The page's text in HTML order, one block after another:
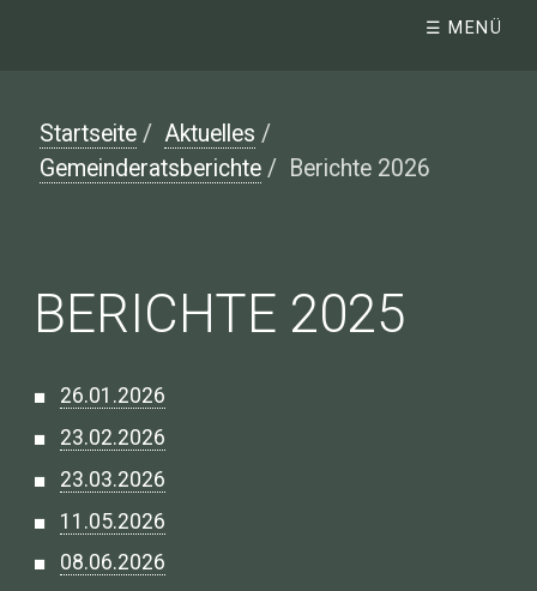
☰ MENÜ
Startseite / Aktuelles /
Gemeinderatsberichte / Berichte 2026
BERICHTE 2025
26.01.2026
23.02.2026
23.03.2026
11.05.2026
08.06.2026